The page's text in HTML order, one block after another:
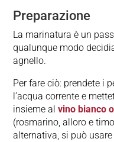
Preparazione
La marinatura è un
qualunque modo
agnello.
Per fare ciò: prendete i
l’acqua corrente e
insieme alvino bianco
(rosmarino, alloro e
alternativa, si può